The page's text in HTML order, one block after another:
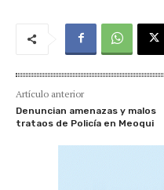
Artículo anterior
Denuncian amenazas y malos
trataos de Policía en Meoqui